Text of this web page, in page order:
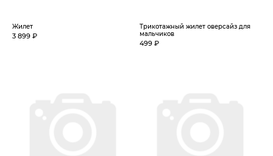
Жилет
3 899 ₽
Трикотажный жилет оверсайз для
мальчиков
499 ₽